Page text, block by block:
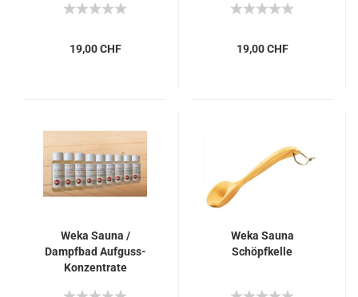
19,00 CHF 19,00 CHF
Weka Sauna /
Dampfbad Aufguss-
Konzentrate
Weka Sauna
Schöpfkelle